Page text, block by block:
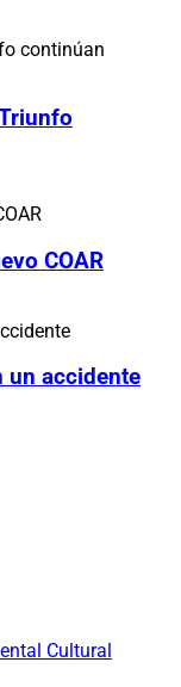
COAR
un accidente
Cultural